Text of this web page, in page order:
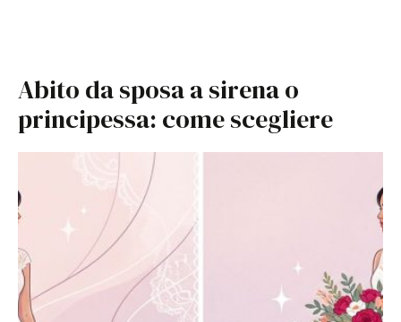
Abito da sposa a sirena o
principessa: come scegliere